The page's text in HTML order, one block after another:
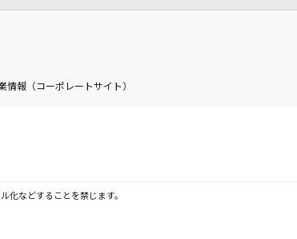
情報（コーポレートサイト）
化などすることを禁じます。